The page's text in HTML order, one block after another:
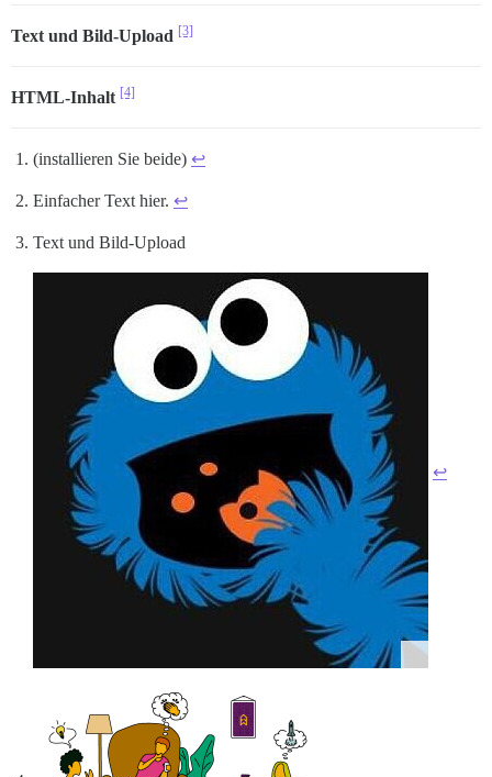
Text und Bild-Upload [3]
HTML-Inhalt [4]
(installieren Sie beide) ↩︎
Einfacher Text hier. ↩︎
Text und Bild-Upload
↩︎